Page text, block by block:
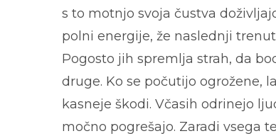
s to motnjo svoja čustva
polni energije, že naslednji
Pogosto jih spremlja strah, da
druge. Ko se počutijo ogrožene,
kasneje škodi. Včasih odrinejo
močno pogrešajo. Zaradi vsega